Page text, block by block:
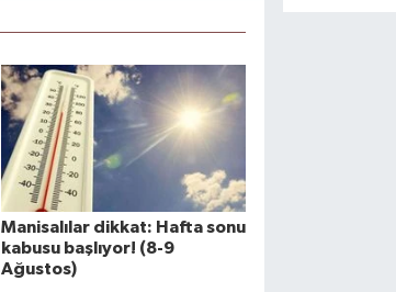
Manisalılar dikkat: Hafta sonu
kabusu başlıyor! (8-9
Ağustos)